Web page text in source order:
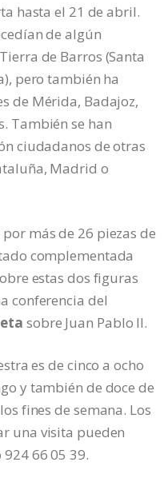
hasta el 21 de abril.
de algún
de Barros (Santa
pero también ha
de Mérida, Badajoz,
También se han
ciudadanos de otras
Madrid o
más de 26 piezas de
complementada
estas dos figuras
conferencia del
sobre Juan Pablo II.
es de cinco a ocho
y también de doce de
fines de semana. Los
una visita pueden
66 05 39.